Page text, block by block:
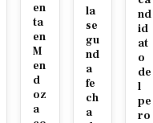
en
ta
en
M
en
d
oz
a
la
se
gu
nd
a
fe
ch
a
nd
id
at
o
de
l
pe
ro